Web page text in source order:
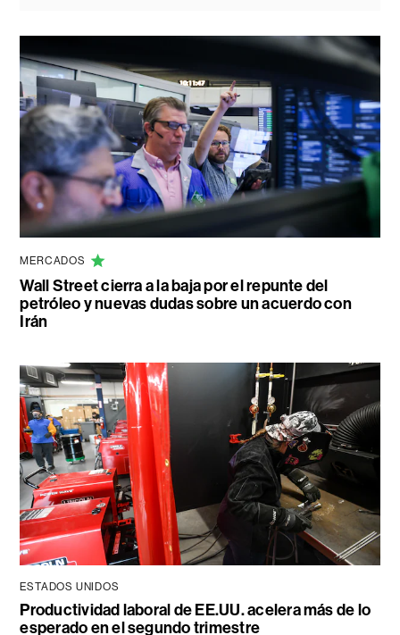
MERCADOS
Wall Street cierra a la baja por el repunte del
petróleo y nuevas dudas sobre un acuerdo con
Irán
ESTADOS UNIDOS
Productividad laboral de EE.UU. acelera más de lo
esperado en el segundo trimestre